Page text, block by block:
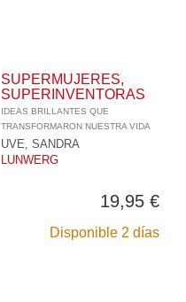
SUPERMUJERES,
SUPERINVENTORAS
IDEAS BRILLANTES QUE
TRANSFORMARON NUESTRA VIDA
UVE, SANDRA
LUNWERG
19,95 €
Disponible 2 días